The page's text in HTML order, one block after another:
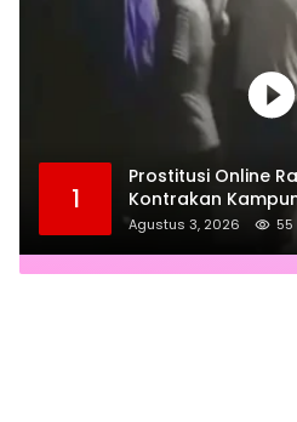
1
Prostitusi Online
Kontrakan
Agustus 3, 2026 55